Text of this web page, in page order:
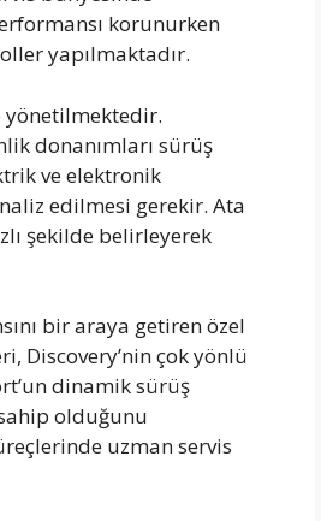
korunurken
yapılmaktadır.
donanımları sürüş
ve elektronik
edilmesi gerekir. Ata
şekilde belirleyerek
bir araya getiren özel
Discovery’nin çok yönlü
dinamik sürüş
olduğunu
uzman servis